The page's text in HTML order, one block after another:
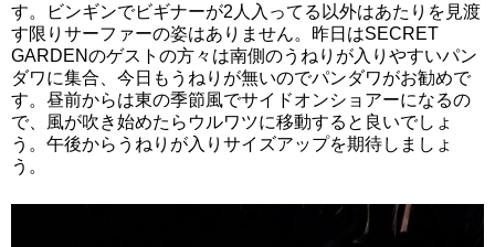
す。ビンギンでビギナーが2人入ってる以外はあたりを見渡
す限りサーファーの姿はありません。昨日はSECRET
GARDENのゲストの方々は南側のうねりが入りやすいパン
ダワに集合、今日もうねりが無いのでパンダワがお勧めで
す。昼前からは東の季節風でサイドオンショアーになるの
で、風が吹き始めたらウルワツに移動すると良いでしょ
う。午後からうねりが入りサイズアップを期待しましょ
う。